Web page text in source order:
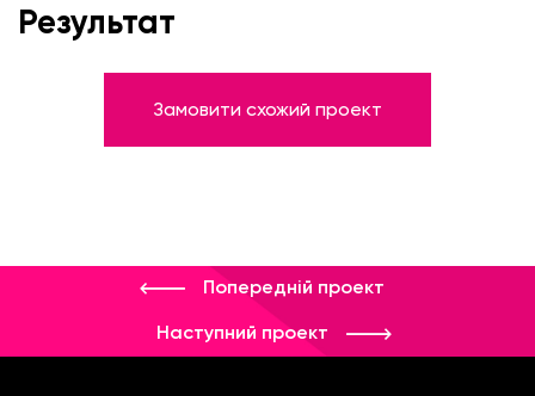
Результат
Замовити схожий проект
Попередній проект
Наступний проект